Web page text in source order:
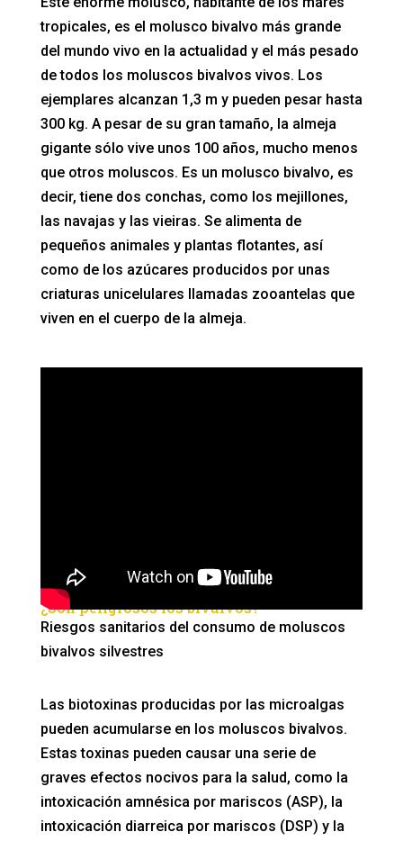
tropicales, es el molusco bivalvo más grande
del mundo vivo en la actualidad y el más pesado
de todos los moluscos bivalvos vivos. Los
ejemplares alcanzan 1,3 m y pueden pesar hasta
300 kg. A pesar de su gran tamaño, la almeja
gigante sólo vive unos 100 años, mucho menos
que otros moluscos. Es un molusco bivalvo, es
decir, tiene dos conchas, como los mejillones,
las navajas y las vieiras. Se alimenta de
pequeños animales y plantas flotantes, así
como de los azúcares producidos por unas
criaturas unicelulares llamadas zooantelas que
viven en el cuerpo de la almeja.
¿Son peligrosos los bivalvos?
Riesgos sanitarios del consumo de moluscos
bivalvos silvestres
Las biotoxinas producidas por las microalgas
pueden acumularse en los moluscos bivalvos.
Estas toxinas pueden causar una serie de
graves efectos nocivos para la salud, como la
intoxicación amnésica por mariscos (ASP), la
intoxicación diarreica por mariscos (DSP) y la